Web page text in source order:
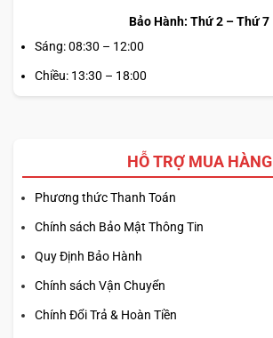
Bảo Hành: Thứ 2 – Thứ 7
Sáng: 08:30 – 12:00
Chiều: 13:30 – 18:00
HỖ TRỢ MUA HÀNG
Phương thức Thanh Toán
Chính sách Bảo Mật Thông Tin
Quy Định Bảo Hành
Chính sách Vận Chuyển
Chính Đổi Trả & Hoàn Tiền